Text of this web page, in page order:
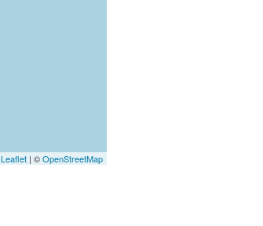
Leaflet| ©OpenStreetMap